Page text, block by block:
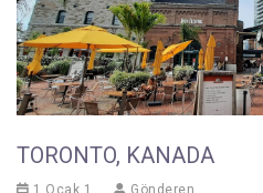
TORONTO, KANADA
1 Ocak 1
Gönderen